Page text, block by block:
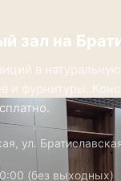
зал на
в
и фурнитуры.
ул.
(без выходных)